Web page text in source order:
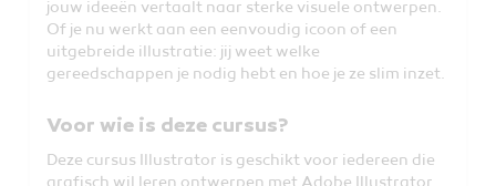
jouw ideeën vertaalt naar sterke visuele ontwerpen.
Of je nu werkt aan een eenvoudig icoon of een
uitgebreide illustratie: jij weet welke
gereedschappen je nodig hebt en hoe je ze slim inzet.
Voor wie is deze cursus?
Deze cursus Illustrator is geschikt voor iedereen die
grafisch wil leren ontwerpen met Adobe Illustrator.